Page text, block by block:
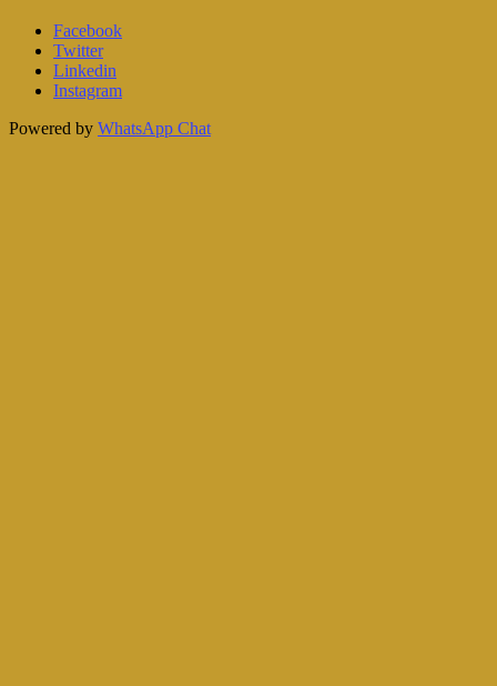
Facebook
Twitter
Linkedin
Instagram
Powered by WhatsApp Chat